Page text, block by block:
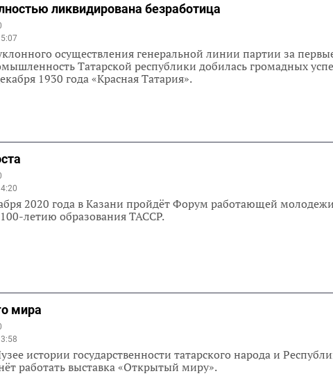
ликвидирована безработица
осуществления генеральной линии партии за
Татарской республики добилась громадных
1930 года «Красная Татария».
2020 года в Казани пройдёт Форум работающей
летию образования ТАССР.
мира
истории государственности татарского народа и
работать выставка «Открытый миру».